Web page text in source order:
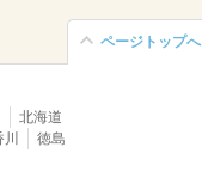
ページトップへ
北海道
徳島